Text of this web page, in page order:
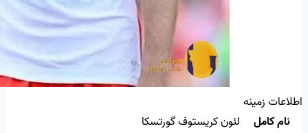
اطلاعات زمینه
نام کامل
لئون کریستوف گورتسکا